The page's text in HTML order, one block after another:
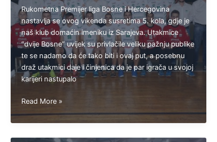
Rukometna Premijer liga Bosne i Hercegovina
nastavlja se ovog vikenda susretima 5. kola, gdje je
naš klub domaćin imeniku iz Sarajeva. Utakmice
“dvije Bosne” uvijek su privlačile veliku pažnju publike
te se nadamo da će tako biti i ovaj put, a posebnu
draž utakmici daje i činjenica da je par igrača u svojoj
karijeri nastupalo
Susret
“dvije
Bosne”
u
Read More »